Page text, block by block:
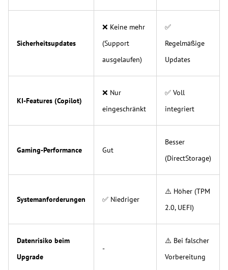
Sicherheitsupdates
❌ Keine mehr
(Support
ausgelaufen)
✅
Regelmäßige
Updates
KI-Features (Copilot)
❌ Nur
eingeschränkt
✅ Voll
integriert
Gaming-Performance Gut
Besser
(DirectStorage)
Systemanforderungen ✅ Niedriger
⚠️ Höher (TPM
2.0, UEFI)
Datenrisiko beim
Upgrade
-
⚠️ Bei falscher
Vorbereitung